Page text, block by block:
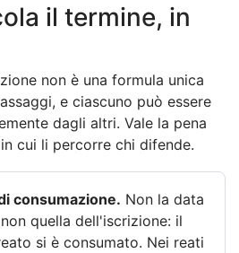
il termine, in
non è una formula unica
e ciascuno può essere
dagli altri. Vale la pena
cui li percorre chi difende.
consumazione. Non la data
quella dell'iscrizione: il
si è consumato. Nei reati